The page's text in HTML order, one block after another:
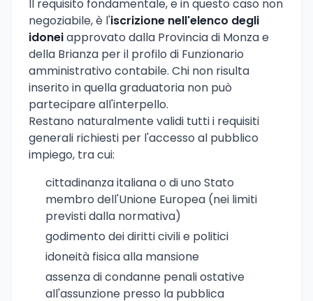
Il requisito fondamentale, e in questo caso non
negoziabile, è l'iscrizione nell'elenco degli
idoneiapprovato dalla Provincia di Monza e
della Brianza per il profilo di Funzionario
amministrativo contabile. Chi non risulta
inserito in quella graduatoria non può
partecipare all'interpello.
Restano naturalmente validi tutti i requisiti
generali richiesti per l'accesso al pubblico
impiego, tra cui:
cittadinanza italiana o di uno Stato
membro dell'Unione Europea (nei limiti
previsti dalla normativa)
godimento dei diritti civili e politici
idoneità fisica alla mansione
assenza di condanne penali ostative
all'assunzione presso la pubblica